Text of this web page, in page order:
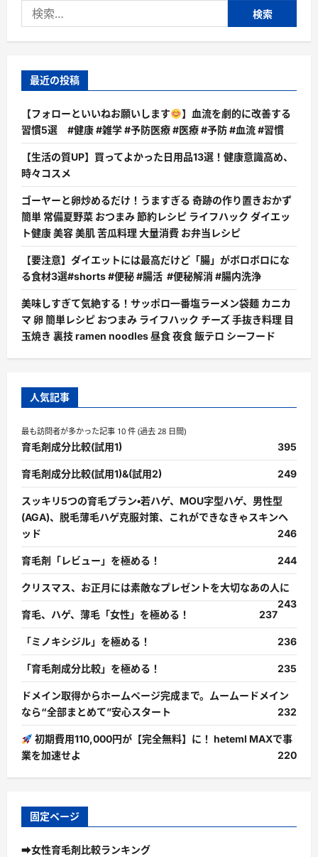
索:
最近の投稿
【フォローといいねお願いします
】血流を劇的に改善する
習慣5選 #健康 #雑学 #予防医療 #医療 #予防 #血流 #習慣
【生活の質UP】買ってよかった日用品13選！健康意識高め、
時々コスメ
ゴーヤーと卵炒めるだけ！うますぎる 奇跡の作り置きおかず
簡単 常備夏野菜 おつまみ 節約レシピ ライフハック ダイエッ
ト健康 美容 美肌 苦瓜料理 大量消費 お弁当レシピ
【要注意】ダイエットには最高だけど「腸」がボロボロにな
る食材3選#shorts #便秘 #腸活 #便秘解消 #腸内洗浄
美味しすぎて気絶する！サッポロ一番塩ラーメン袋麺 カニカ
マ 卵 簡単レシピ おつまみ ライフハック チーズ 手抜き料理 目
玉焼き 裏技 ramen noodles 昼食 夜食 飯テロ シーフード
人気記事
最も訪問者が多かった記事 10 件 (過去 28 日間)
育毛剤成分比較(試用1) 395
育毛剤成分比較(試用1)&(試用2) 249
スッキリ5つの育毛プラン・若ハゲ、MOU字型ハゲ、男性型
(AGA)、脱毛薄毛ハゲ克服対策、これができなきゃスキンヘ
ッド
246
育毛剤「レビュー」を極める！ 244
クリスマス、お正月には素敵なプレゼントを大切なあの人に
243
育毛、ハゲ、薄毛「女性」を極める！
237
「ミノキシジル」を極める！ 236
「育毛剤成分比較」を極める！ 235
ドメイン取得からホームページ完成まで。ムームードメイン
なら“全部まとめて”安心スタート
232
初期費用110,000円が【完全無料】に！ heteml MAXで事
業を加速せよ
220
固定ページ
➡女性育毛剤比較ランキング